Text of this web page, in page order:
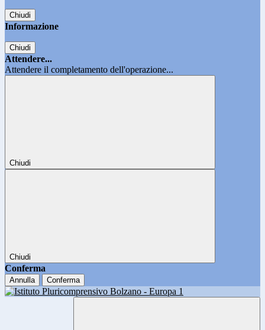
Chiudi
Informazione
Chiudi
Attendere...
Attendere il completamento dell'operazione...
Chiudi
Chiudi
Conferma
Annulla Conferma